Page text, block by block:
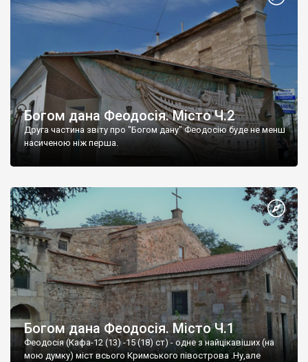
Богом дана Феодосія. Місто Ч.2
Друга частина звіту про "Богом дану" Феодосію буде не менш
насиченою ніж перша.
Богом дана Феодосія. Місто Ч.1
Феодосія (Кафа-12 (13) -15 (18) ст) - одне з найцікавіших (на
мою думку) міст всього Кримського півострова .Ну,але